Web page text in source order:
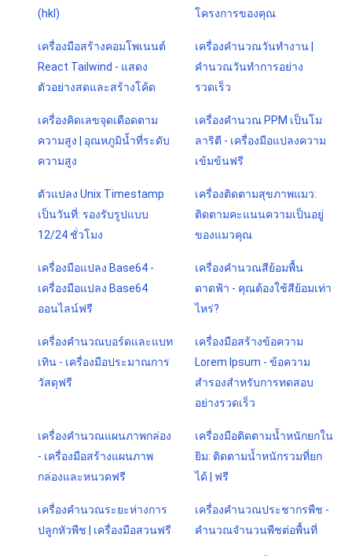
(hkl)
โครงการของคุณ
เครื่องมือสร้างคอมโพเนนต์
React Tailwind - แสดง
ตัวอย่างสดและสร้างโค้ด
เครื่องคำนวณวันทำงาน |
คำนวณวันทำการอย่าง
รวดเร็ว
เครื่องคิดเลขจุดเดือดตาม
ความสูง | อุณหภูมิน้ำที่ระดับ
ความสูง
เครื่องคำนวณ PPM เป็นโม
ลาริตี - เครื่องมือแปลงความ
เข้มข้นฟรี
ตัวแปลง Unix Timestamp
เป็นวันที่: รองรับรูปแบบ
12/24 ชั่วโมง
เครื่องติดตามสุขภาพแมว:
ติดตามคะแนนความเป็นอยู่
ของแมวคุณ
เครื่องมือแปลง Base64 -
เครื่องมือแปลง Base64
ออนไลน์ฟรี
เครื่องคำนวณสีย้อมพื้น
ดาดฟ้า - คุณต้องใช้สีย้อมเท่า
ไหร่?
เครื่องคำนวณบอร์ดและแบท
เทิน - เครื่องมือประมาณการ
วัสดุฟรี
เครื่องมือสร้างข้อความ
Lorem Ipsum - ข้อความ
สำรองสำหรับการทดสอบ
อย่างรวดเร็ว
เครื่องคำนวณแผนภาพกล่อง
- เครื่องมือสร้างแผนภาพ
กล่องและหนวดฟรี
เครื่องมือติดตามน้ำหนักยกใน
ยิม: ติดตามน้ำหนักรวมที่ยก
ได้ | ฟรี
เครื่องคำนวณระยะห่างการ
ปลูกหัวพืช | เครื่องมือสวนฟรี
เครื่องคำนวณประชากรพืช -
คำนวณจำนวนพืชต่อพื้นที่